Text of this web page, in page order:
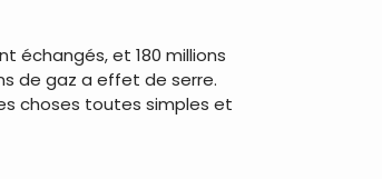
échangés, et 180 millions
de gaz a effet de serre.
choses toutes simples et